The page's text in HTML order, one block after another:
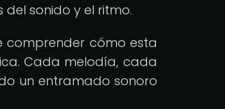
sonido y el ritmo.
comprender cómo esta
Cada melodía, cada
un entramado sonoro